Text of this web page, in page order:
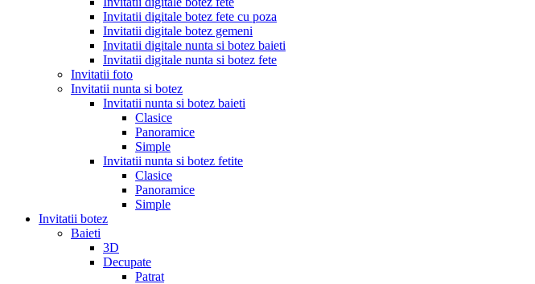
Invitatii digitale botez fete cu poza
Invitatii digitale botez gemeni
Invitatii digitale nunta si botez baieti
Invitatii digitale nunta si botez fete
Invitatii foto
Invitatii nunta si botez
Invitatii nunta si botez baieti
Clasice
Panoramice
Simple
Invitatii nunta si botez fetite
Clasice
Panoramice
Simple
Invitatii botez
Baieti
3D
Decupate
Patrat